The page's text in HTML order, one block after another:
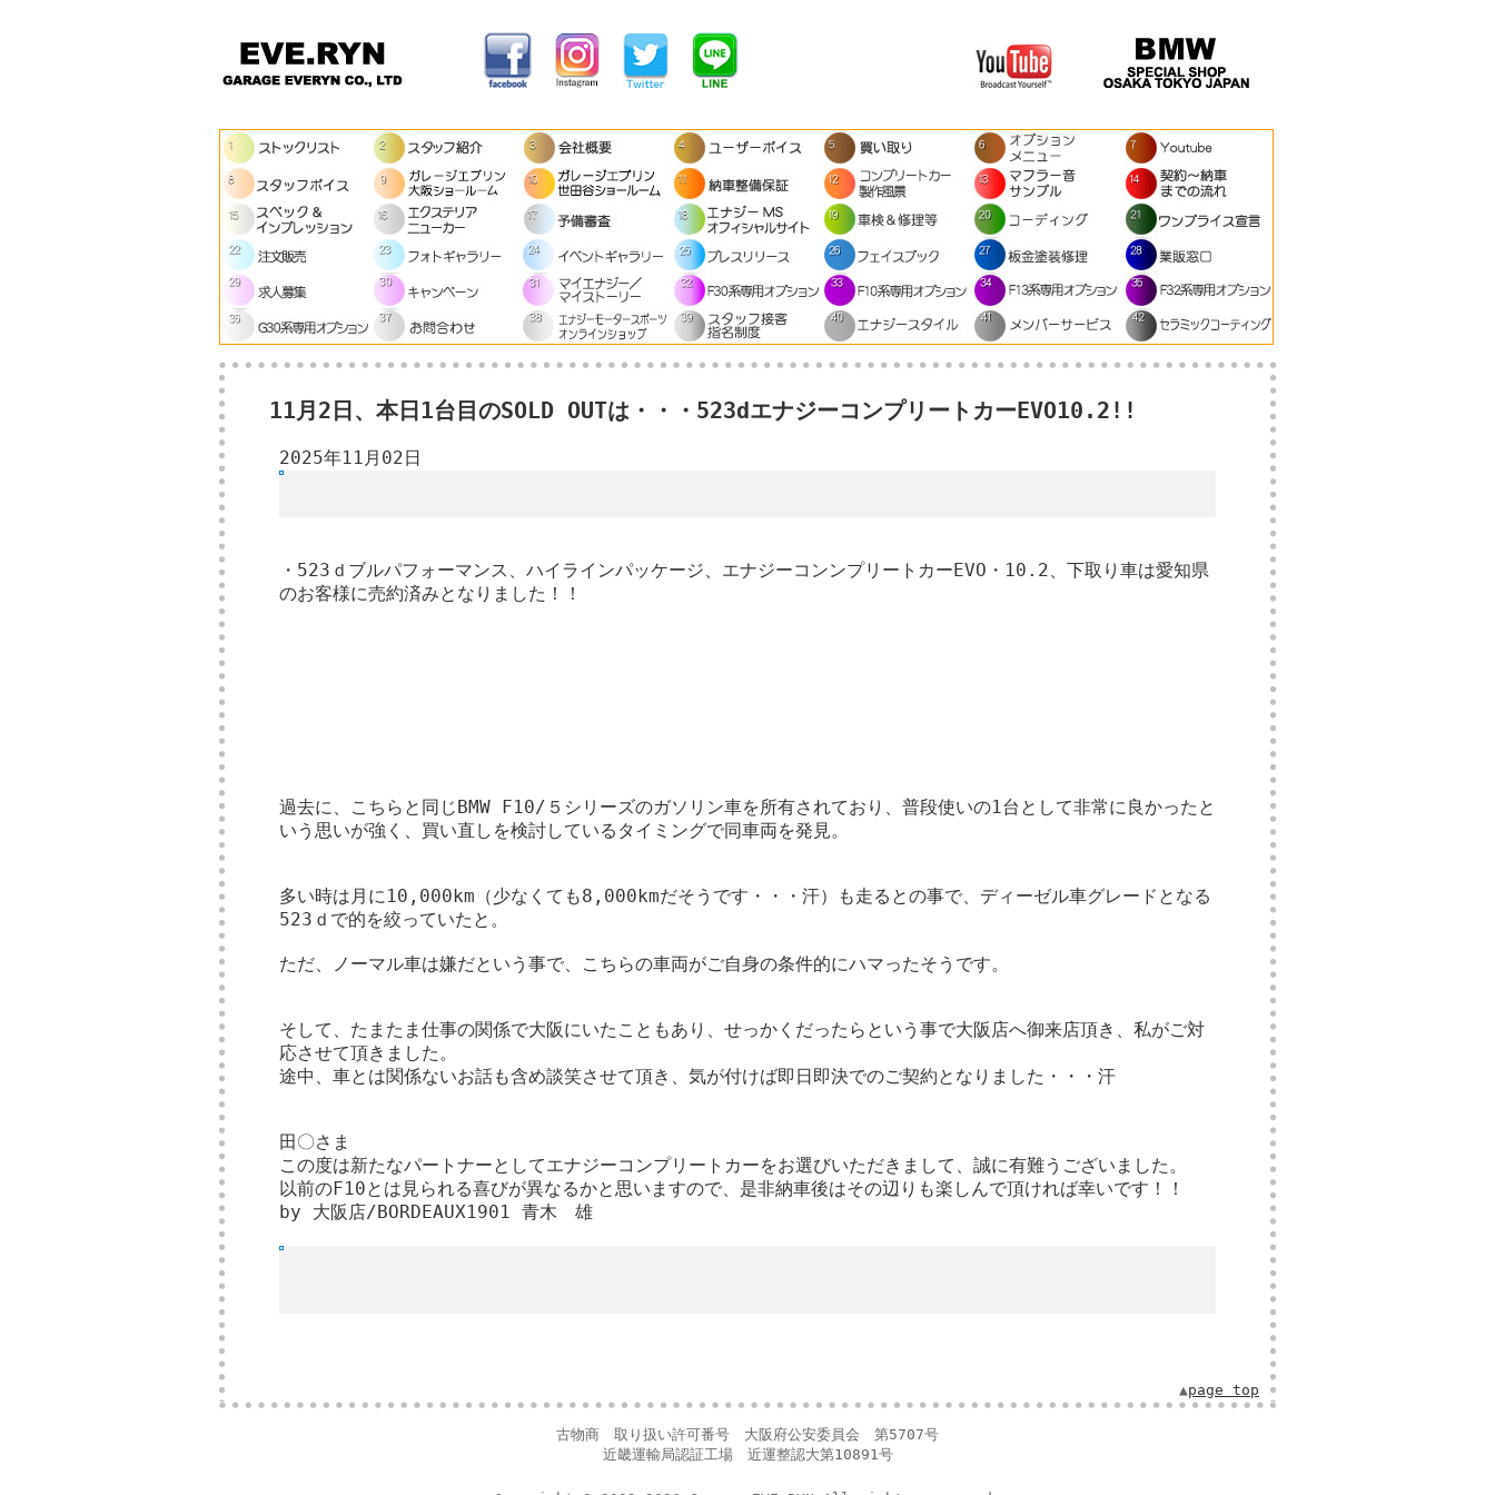
11月2日、本日1台目のSOLD OUTは・・・523dエナジーコンプリートカーEVO10.2!!
2025年11月02日
・523ｄブルパフォーマンス、ハイラインパッケージ、エナジーコンンプリートカーEVO・10.2、下取り車は愛知県
のお客様に売約済みとなりました！！
過去に、こちらと同じBMW F10/５シリーズのガソリン車を所有されており、普段使いの1台として非常に良かったと
いう思いが強く、買い直しを検討しているタイミングで同車両を発見。
多い時は月に10,000km（少なくても8,000kmだそうです・・・汗）も走るとの事で、ディーゼル車グレードとなる
523ｄで的を絞っていたと。
ただ、ノーマル車は嫌だという事で、こちらの車両がご自身の条件的にハマったそうです。
そして、たまたま仕事の関係で大阪にいたこともあり、せっかくだったらという事で大阪店へ御来店頂き、私がご対
応させて頂きました。
途中、車とは関係ないお話も含め談笑させて頂き、気が付けば即日即決でのご契約となりました・・・汗
田〇さま
この度は新たなパートナーとしてエナジーコンプリートカーをお選びいただきまして、誠に有難うございました。
以前のF10とは見られる喜びが異なるかと思いますので、是非納車後はその辺りも楽しんで頂ければ幸いです！！
by 大阪店/BORDEAUX1901 青木 雄
▲page top
古物商 取り扱い許可番号 大阪府公安委員会 第5707号
近畿運輸局認証工場 近運整認大第10891号